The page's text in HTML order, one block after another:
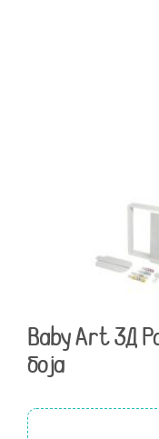
Baby Art 3Д
боја